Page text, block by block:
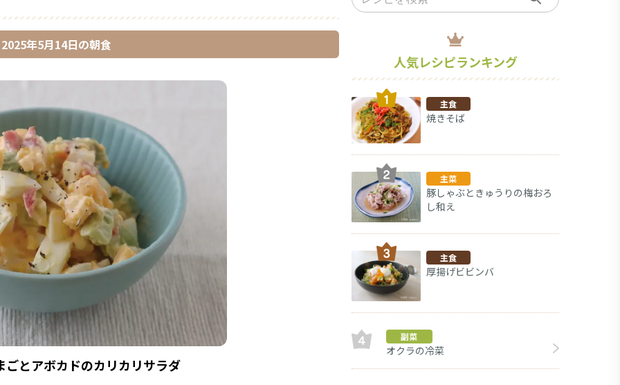
2025年5月14日の朝食
ごとアボカドのカリカリサラダ
人気レシピランキング
主食
焼きそば
主菜
豚しゃぶときゅうりの梅おろ
し和え
主食
厚揚げビビンバ
副菜
オクラの冷菜